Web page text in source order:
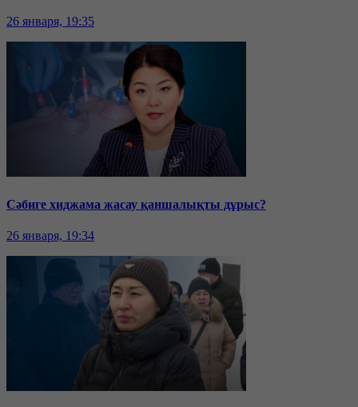
26 января, 19:35
Сәбиге хиджама жасау қаншалықты дұрыс?
26 января, 19:34